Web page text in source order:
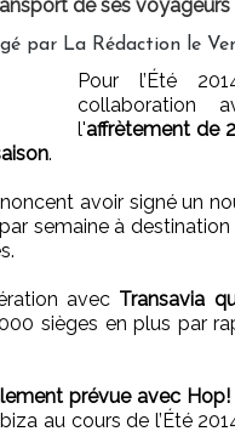
de ses voyageurs
par La Rédaction le
Pour l’Été
collaboration
l'affrètement de
.
avoir signé un
semaine à
avec Transavia
sièges en plus par
prévue avec Hop!
au cours de l’Été